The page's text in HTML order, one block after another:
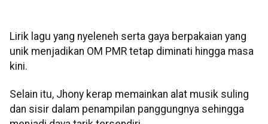
Lirik lagu yang nyeleneh serta gaya berpakaian yang
unik menjadikan OM PMR tetap diminati hingga masa
kini.
Selain itu, Jhony kerap memainkan alat musik suling
dan sisir dalam penampilan panggungnya sehingga